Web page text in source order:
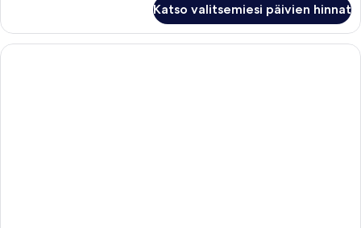
(Swim
Up
2+3)
Katso valitsemiesi päivien hinnat